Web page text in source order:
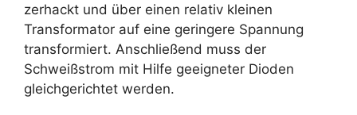
zerhackt und über einen relativ kleinen
Transformator auf eine geringere Spannung
transformiert. Anschließend muss der
Schweißstrom mit Hilfe geeigneter Dioden
gleichgerichtet werden.